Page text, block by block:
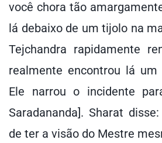
você chora tão
lá debaixo de um tijolo na
Tejchandra rapidamente
realmente encontrou lá um
Ele narrou o incidente
Saradananda]. Sharat
de ter a visão do Mestre